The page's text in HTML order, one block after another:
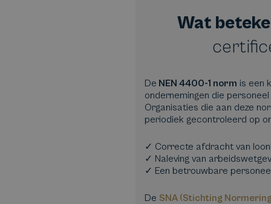
Wat
De NEN 4400-1 norm is een
ondernemingen die
Organisaties die aan deze
periodiek gecontroleerd op
✓ Correcte afdracht van
✓ Naleving van
✓ Een betrouwbare
De SNA (Stichting